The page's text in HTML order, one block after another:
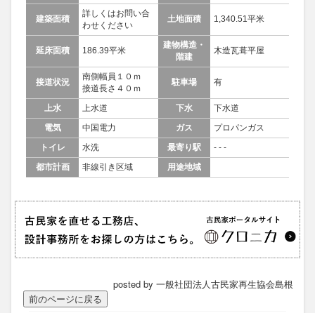
建築面積
詳しくはお問い合
わせください
土地面積 1,340.51平米
延床面積 186.39平米
建物構造・
階建
木造瓦葺平屋
接道状況
南側幅員１０ｍ
接道長さ４０ｍ
駐車場 有
上水 上水道 下水
下水道
電気
中国電力 ガス
プロパンガス
トイレ
水洗 最寄り駅
- - -
都市計画
非線引き区域 用途地域
posted by 一般社団法人古民家再生協会島根